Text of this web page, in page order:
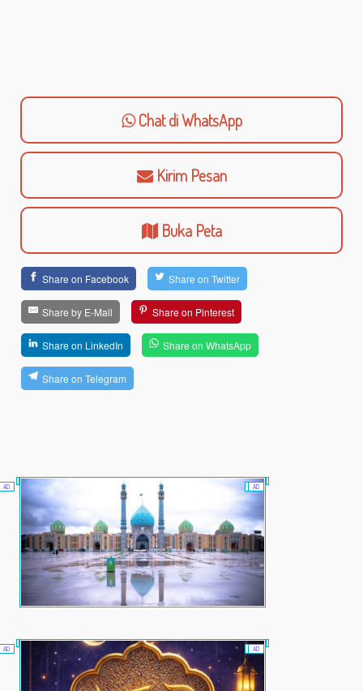
Chat di WhatsApp
Kirim Pesan
Buka Peta
Share on Facebook Share on Twitter
Share by E-Mail Share on Pinterest
Share on LinkedIn Share on WhatsApp
Share on Telegram
AD ADAD